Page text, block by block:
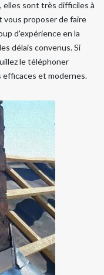
sont très difficiles à
vous proposer de faire
d'expérience en la
délais convenus. Si
le téléphoner
et modernes.